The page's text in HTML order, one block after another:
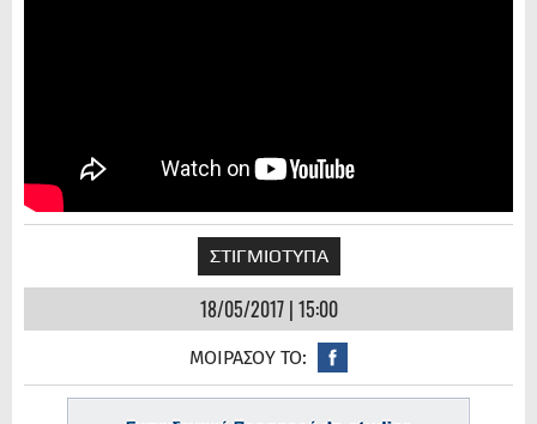
ΣΤΙΓΜΙΟΤΥΠΑ
18/05/2017 | 15:00
ΜΟΙΡΑΣΟΥ ΤΟ: